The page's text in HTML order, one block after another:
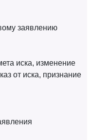
заявлению
иска, изменение
от иска, признание